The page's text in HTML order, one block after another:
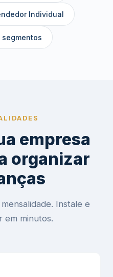
Individual
segmentos
empresa
organizar
Instale e
em minutos.